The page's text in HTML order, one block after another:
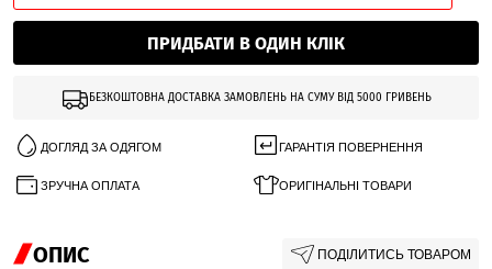
ПРИДБАТИ В ОДИН КЛІК
БЕЗКОШТОВНА ДОСТАВКА ЗАМОВЛЕНЬ НА СУМУ ВІД 5000 ГРИВЕНЬ
ДОГЛЯД ЗА ОДЯГОМ ГАРАНТІЯ ПОВЕРНЕННЯ
ЗРУЧНА ОПЛАТА ОРИГІНАЛЬНІ ТОВАРИ
ОПИС ПОДІЛИТИСЬ ТОВАРОМ